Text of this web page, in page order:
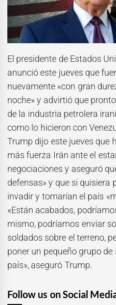
El presidente de Estados
anunció este jueves que
nuevamente «con gran
noche» y advirtió que
de la industria petrolera
como lo hicieron con
Trump dijo este jueves que
más fuerza Irán ante el
negociaciones y aseguró
defensas» y que si quisiera
invadir y tomarían el país
«Están acabados,
mismo, podríamos enviar
soldados sobre el terreno,
poner un pequeño grupo
país», aseguró Trump.
Follow us on Social